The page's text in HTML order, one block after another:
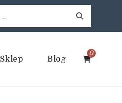
Sklep Blog
0